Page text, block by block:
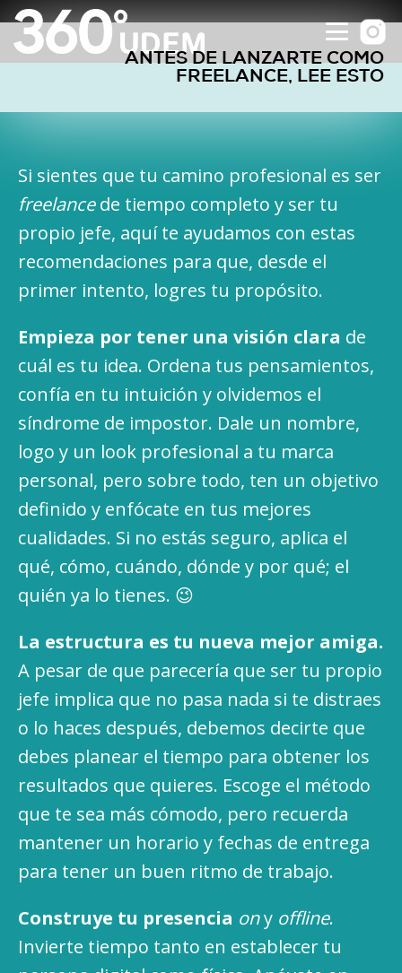
ANTES DE LANZARTE COMO
FREELANCE, LEE ESTO
Si sientes que tu camino profesional es ser
freelancede tiempo completo y ser tu
propio jefe, aquí te ayudamos con estas
recomendaciones para que, desde el
primer intento, logres tu propósito.
Empieza por tener una visión clara de
cuál es tu idea. Ordena tus pensamientos,
confía en tu intuición y olvidemos el
síndrome de impostor. Dale un nombre,
logo y un look profesional a tu marca
personal, pero sobre todo, ten un objetivo
definido y enfócate en tus mejores
cualidades. Si no estás seguro, aplica el
qué, cómo, cuándo, dónde y por qué; el
quién ya lo tienes. 😉
La estructura es tu nueva mejor amiga.
A pesar de que parecería que ser tu propio
jefe implica que no pasa nada si te distraes
o lo haces después, debemos decirte que
debes planear el tiempo para obtener los
resultados que quieres. Escoge el método
que te sea más cómodo, pero recuerda
mantener un horario y fechas de entrega
para tener un buen ritmo de trabajo.
Construye tu presencia ony offline.
Invierte tiempo tanto en establecer tu